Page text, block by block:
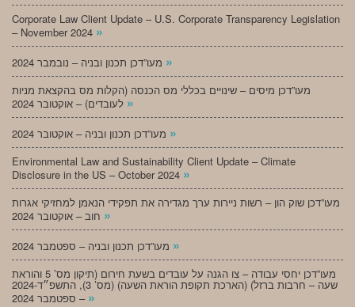
Corporate Law Client Update – U.S. Corporate Transparency Legislation
– November 2024 »
»
מעו”דכן מיסים – שינויים בכללי מס הכנסה (הקלות מס בהקצאת מניות
»
»
Environmental Law and Sustainability Client Update – Climate
Disclosure in the US – October 2024 »
מעו”דכן שוק הון – רשות ניירות ערך מגדירה את תפקידי הנאמן למחזיקי אגרות
»
»
מעו”דכן יחסי עבודה – צו הגנה על עובדים בשעת חירום (תיקון מס’ 5 והוראת
שעה – חרבות ברזל) (הארכת תקופת הוראת השעה) (מס’ 3), התשפ״ד-2024
– ספטמבר 2024 »